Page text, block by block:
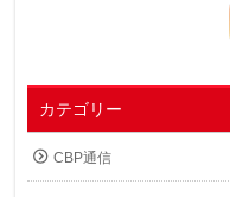
カテゴリー
CBP通信